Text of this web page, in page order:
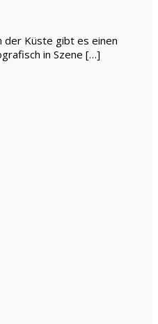
der Küste gibt es einen
in Szene […]